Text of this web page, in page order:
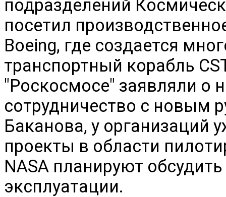
подразделений
посетил
Boeing, где создается
транспортный корабль
"Роскосмосе" заявляли о
сотрудничество с новым
Баканова, у организаций
проекты в области
NASA планируют
эксплуатации.